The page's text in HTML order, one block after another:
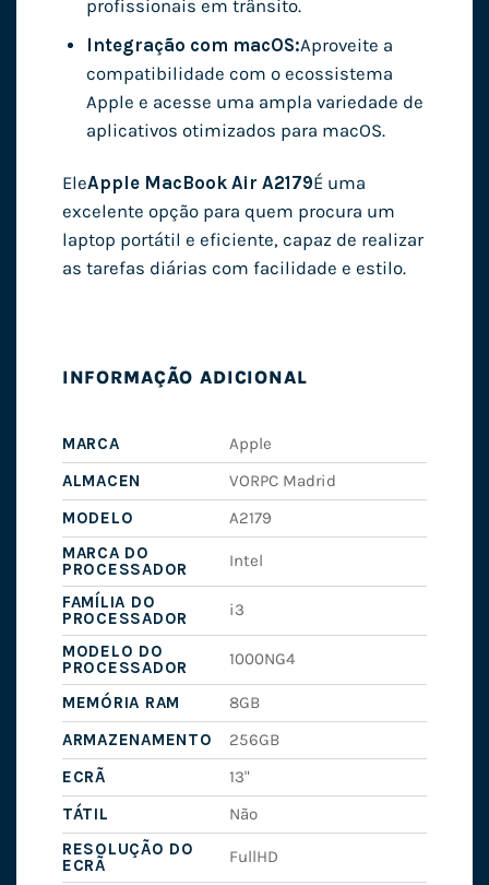
profissionais em trânsito.
Integração com macOS:Aproveite a
compatibilidade com o ecossistema
Apple e acesse uma ampla variedade de
aplicativos otimizados para macOS.
EleApple MacBook Air A2179É uma
excelente opção para quem procura um
laptop portátil e eficiente, capaz de realizar
as tarefas diárias com facilidade e estilo.
INFORMAÇÃO ADICIONAL
MARCA
Apple
ALMACEN
VORPC Madrid
MODELO
A2179
MARCA DO
PROCESSADOR
Intel
FAMÍLIA DO
PROCESSADOR
i3
MODELO DO
PROCESSADOR
1000NG4
MEMÓRIA RAM
8GB
ARMAZENAMENTO
256GB
ECRÃ
13"
TÁTIL
Não
RESOLUÇÃO DO
ECRÃ
FullHD